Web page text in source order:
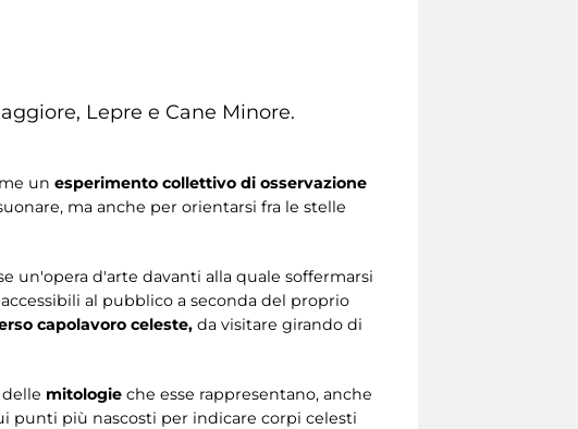
Lepre e Cane Minore.
un esperimento collettivo di osservazione
ma anche per orientarsi fra le stelle
un'opera d'arte davanti alla quale soffermarsi
al pubblico a seconda del proprio
capolavoro celeste, da visitare girando di
mitologie che esse rappresentano, anche
punti più nascosti per indicare corpi celesti